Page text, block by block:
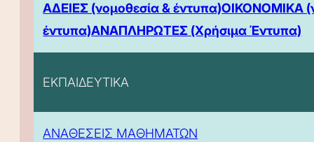
ΑΔΕΙΕΣ (νομοθεσία & έντυπα)ΟΙΚΟΝΟΜΙΚΑ
έντυπα)ΑΝΑΠΛΗΡΩΤΕΣ (Χρήσιμα Έντυπα)
ΕΚΠΑΙΔΕΥΤΙΚΑ
ΑΝΑΘΕΣΕΙΣ ΜΑΘΗΜΑΤΩΝ